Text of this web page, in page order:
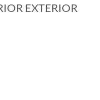
EXTERIOR